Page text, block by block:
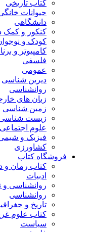
کتاب تاریخی
حیوانات
دانشگاهی
کنکور و
کودک و
کامپیوتر و
فلسفی
عمومی
دیرین شناسی
روانشناسی
زبان های
زمین شناسی
زیست
علوم اجتماعی
فیزیک و
کشاورزی
فروشگاه کتاب
کتاب رمان و
ادبیات
روانشناسی
روانشناسی
تاریخ و
کتاب علوم
سیاست